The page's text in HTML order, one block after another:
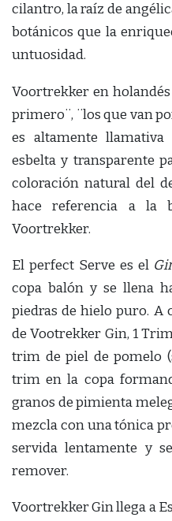
cilantro, la raíz de
botánicos que la
untuosidad.
Voortrekker en
primero¨, ¨los que van
es altamente
esbelta y transparente
coloración natural del
hace referencia a la
Voortrekker.
El perfect Serve es el
copa balón y se llena
piedras de hielo puro. A
de Vootrekker Gin, 1
trim de piel de pomelo
trim en la copa
granos de pimienta
mezcla con una tónica
servida lentamente y
remover.
Voortrekker Gin llega a